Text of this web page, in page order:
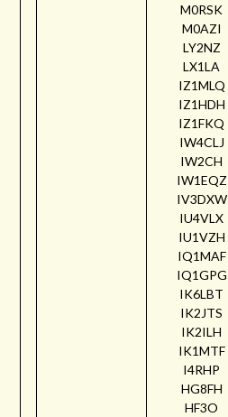
M0RSK
M0AZI
LY2NZ
LX1LA
IZ1MLQ
IZ1HDH
IZ1FKQ
IW4CLJ
IW2CH
IW1EQZ
IV3DXW
IU4VLX
IU1VZH
IQ1MAF
IQ1GPG
IK6LBT
IK2JTS
IK2ILH
IK1MTF
I4RHP
HG8FH
HF3O